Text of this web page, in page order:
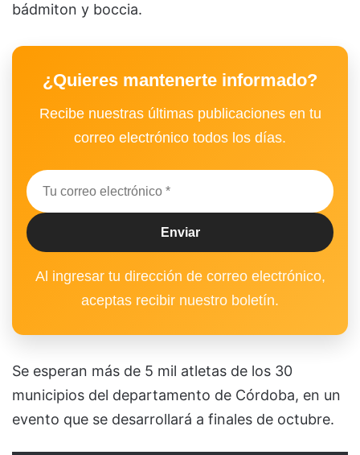
bádmiton y boccia.
¿Quieres mantenerte informado?
Recibe nuestras últimas publicaciones en tu
correo electrónico todos los días.
Al ingresar tu dirección de correo electrónico,
aceptas recibir nuestro boletín.
Se esperan más de 5 mil atletas de los 30
municipios del departamento de Córdoba, en un
evento que se desarrollará a finales de octubre.